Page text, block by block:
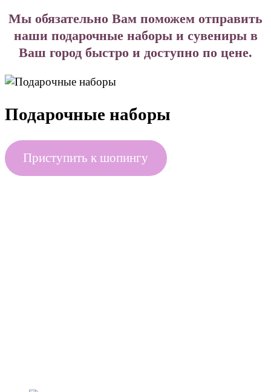
Мы обязательно Вам поможем отправить
наши подарочные наборы и сувениры в
Ваш город быстро и доступно по цене.
Подарочные наборы
Приступить к шопингу